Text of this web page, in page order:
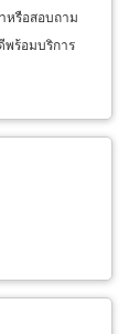
หรือสอบถาม
พร้อมบริการ